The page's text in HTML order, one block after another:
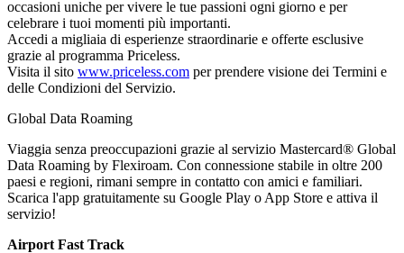
occasioni uniche per vivere le tue passioni ogni giorno e per
celebrare i tuoi momenti più importanti.
Accedi a migliaia di esperienze straordinarie e offerte esclusive
grazie al programma Priceless.
Visita il sito www.priceless.com per prendere visione dei Termini e
delle Condizioni del Servizio.
Global Data Roaming
Viaggia senza preoccupazioni grazie al servizio Mastercard® Global
Data Roaming by Flexiroam. Con connessione stabile in oltre 200
paesi e regioni, rimani sempre in contatto con amici e familiari.
Scarica l'app gratuitamente su Google Play o App Store e attiva il
servizio!
Airport Fast Track